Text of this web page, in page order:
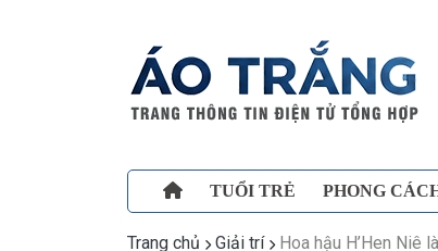
TUỔI TRẺ PHONG
Trang chủ Giải trí Hoa hậu H’Hen Niê